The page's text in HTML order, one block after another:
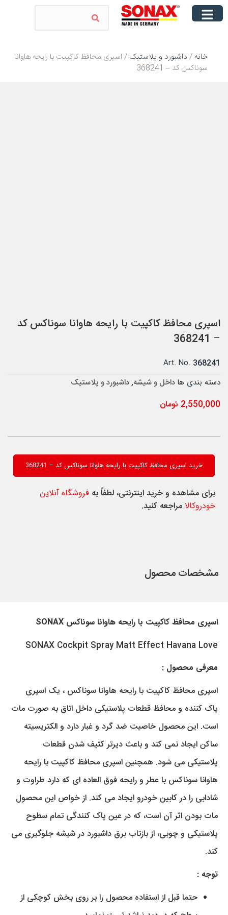
خانه / داشبورد و پلاستیک / اسپری محافظ کاکپیت با رایحه هاوانا
سوناکس کد – 368241
اسپری محافظ کاکپیت با رایحه هاوانا سوناکس کد
– 368241
Art. No. 368241
دسته بندی ها داخل و شیشه,داشبورد و پلاستیک
2,550,000 تومان
خرید اسپری محافظ کاکپیت با رایحه هاوانا سوناکس کد – 368241
برای مشاهده و خرید اینترنتی، لطفاً به فروشگاه آنلاین
خودروکالا مراجعه کنید.
مشخصات محصول
اسپری محافظ کاکپیت با رایحه هاوانا سوناکس SONAX
SONAX Cockpit Spray Matt Effect Havana Love
معرفی محصول :
اسپری محافظ کاکپیت با رایحه هاوانا سوناکس ، یک اسپری
پاک کننده و محافظ قطعات پلاستیکی داخل اتاق به صورت مات
است. این محصول خاصیت ضد گرد و غبار دارد و الکتریسیته
ساکن ایجاد نمی کند و باعث دیرتر کثیف شدن قطعات
پلاستیکی می شود. همچنین اسپری محافظ کاکپیت با رایحه
هاوانا سوناکس با عطر و رایحه فوق العاده ای که دارد طراوت و
شادابی را در کابین خودرو ایجاد می کند. از خواص این محصول
مات بودن اثر آن است، که در عین پاک کنندگی تمام سطوح
پلاستیکی و چوبی، از بازتاب برق داشبورد در شیشه جلوگیری می
کند.
توجه :
حتما قبل از استفاده محصول را بر روی بخش کوچکی از